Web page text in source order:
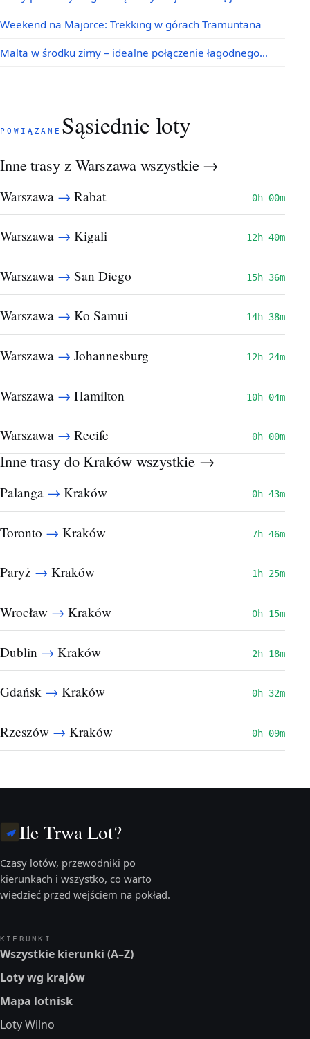
Weekend na Majorce: Trekking w górach Tramuntana
Malta w środku zimy – idealne połączenie łagodnego…
POWIĄZANE Sąsiednie loty
Inne trasy z Warszawa wszystkie →
Warszawa → Rabat 0h 00m
Warszawa → Kigali 12h 40m
Warszawa → San Diego 15h 36m
Warszawa → Ko Samui 14h 38m
Warszawa → Johannesburg 12h 24m
Warszawa → Hamilton 10h 04m
Warszawa → Recife 0h 00m
Inne trasy do Krakówwszystkie →
Palanga → Kraków 0h 43m
Toronto → Kraków 7h 46m
Paryż → Kraków 1h 25m
Wrocław → Kraków 0h 15m
Dublin → Kraków 2h 18m
Gdańsk → Kraków 0h 32m
Rzeszów → Kraków 0h 09m
Ile Trwa Lot?
Czasy lotów, przewodniki po
kierunkach i wszystko, co warto
wiedzieć przed wejściem na pokład.
KIERUNKI
Wszystkie kierunki (A–Z)
Loty wg krajów
Mapa lotnisk
Loty Wilno